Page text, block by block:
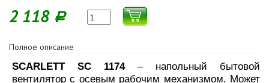
2 118 Р
Полное описание
SCARLETT SC 1174– напольный бытовой
вентилятор с осевым рабочим механизмом. Может